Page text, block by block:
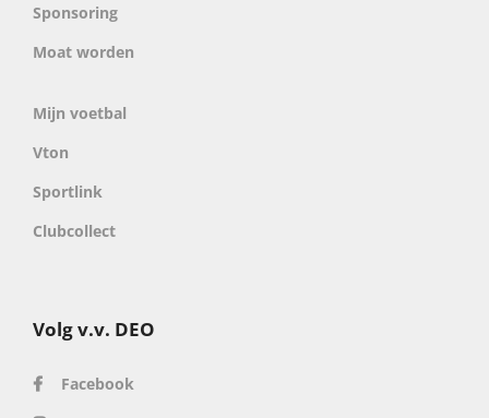
Sponsoring
Moat worden
Mijn voetbal
Vton
Sportlink
Clubcollect
Volg v.v. DEO
Facebook